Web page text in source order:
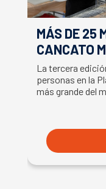
MÁS DE 25
CANCATO
MUNDO
DE LA
La tercera
personas en la
más grande del